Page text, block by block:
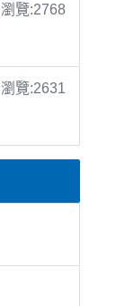
瀏覽:2768
瀏覽:2631